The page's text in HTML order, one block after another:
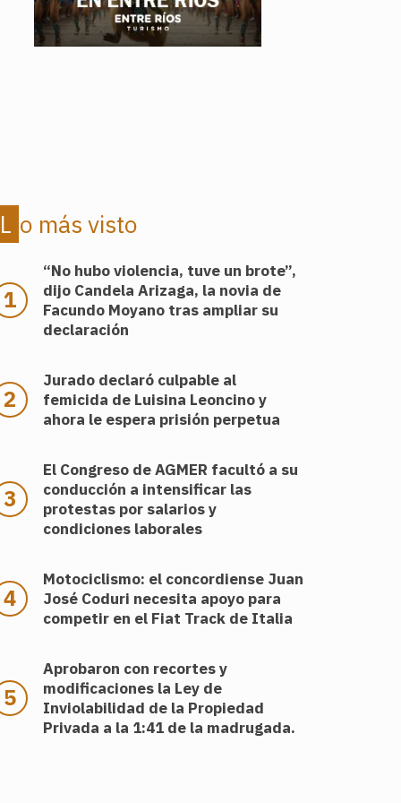
Lo más visto
“No hubo violencia, tuve un brote”,
dijo Candela Arizaga, la novia de
Facundo Moyano tras ampliar su
declaración
Jurado declaró culpable al
femicida de Luisina Leoncino y
ahora le espera prisión perpetua
El Congreso de AGMER facultó a su
conducción a intensificar las
protestas por salarios y
condiciones laborales
Motociclismo: el concordiense Juan
José Coduri necesita apoyo para
competir en el Fiat Track de Italia
Aprobaron con recortes y
modificaciones la Ley de
Inviolabilidad de la Propiedad
Privada a la 1:41 de la madrugada.